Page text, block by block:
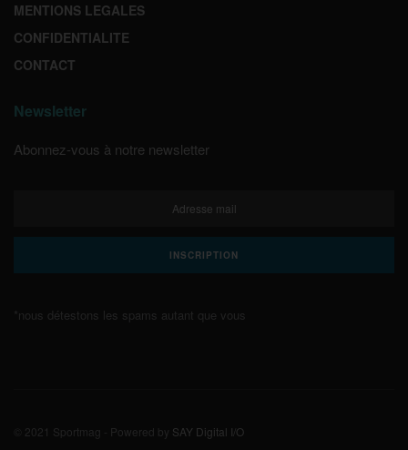
MENTIONS LEGALES
CONFIDENTIALITE
CONTACT
Newsletter
Abonnez-vous à notre newsletter
*nous détestons les spams autant que vous
© 2021 Sportmag - Powered by SAY Digital I/O